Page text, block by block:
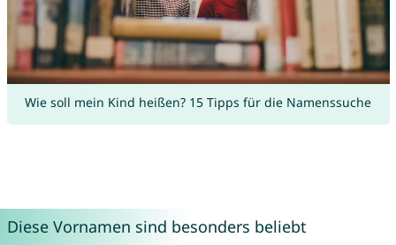
Wie soll mein Kind heißen? 15 Tipps für die Namenssuche
Diese Vornamen sind besonders beliebt